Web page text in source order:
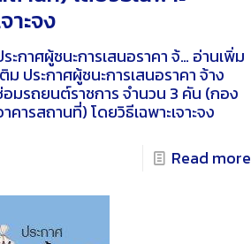
าะจง
ะกาศผู้ชนะการเสนอราคา จ้… อ่านเพิ่ม
ม ประกาศผู้ชนะการเสนอราคา จ้าง
อมรถยนต์ราชการ จำนวน 3 คัน (กอง
คารสถานที่) โดยวิธีเฉพาะเจาะจง
Read more